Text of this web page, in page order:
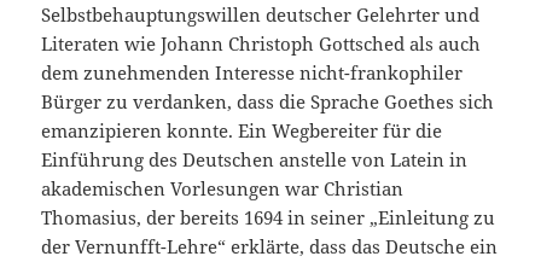
Selbstbehauptungswillen deutscher Gelehrter und
Literaten wie Johann Christoph Gottsched als auch
dem zunehmenden Interesse nicht-frankophiler
Bürger zu verdanken, dass die Sprache Goethes sich
emanzipieren konnte. Ein Wegbereiter für die
Einführung des Deutschen anstelle von Latein in
akademischen Vorlesungen war Christian
Thomasius, der bereits 1694 in seiner „Einleitung zu
der Vernunfft-Lehre“ erklärte, dass das Deutsche ein